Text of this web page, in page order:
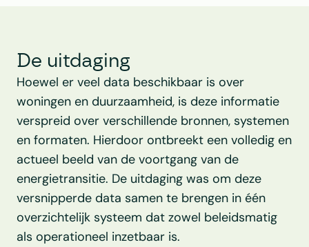
De uitdaging
Hoewel er veel data beschikbaar is over
woningen en duurzaamheid, is deze informatie
verspreid over verschillende bronnen, systemen
en formaten. Hierdoor ontbreekt een volledig en
actueel beeld van de voortgang van de
energietransitie. De uitdaging was om deze
versnipperde data samen te brengen in één
overzichtelijk systeem dat zowel beleidsmatig
als operationeel inzetbaar is.